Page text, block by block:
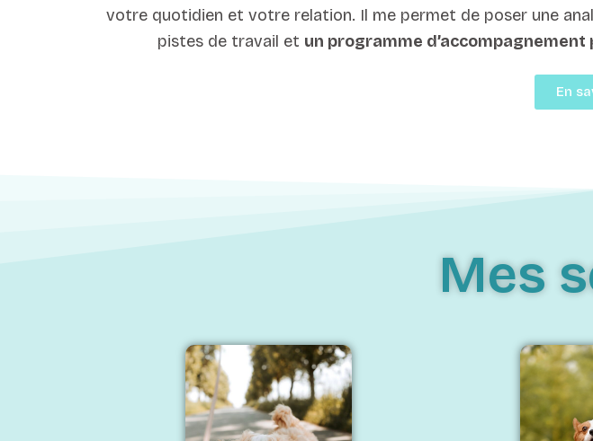
votre quotidien et votre relation. Il me permet de poser une
pistes de travail et un programme d’accompagnement
En
Mes